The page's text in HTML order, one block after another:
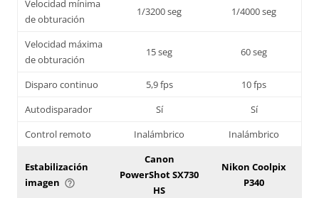
Velocidad mínima
de obturación
1/3200 seg 1/4000 seg
Velocidad máxima
de obturación
15 seg 60 seg
Disparo continuo 5,9 fps
10 fps
Autodisparador
Sí
Sí
Control remoto
Inalámbrico Inalámbrico
Estabilización
imagen help_outline
Canon
PowerShot SX730
HS
Nikon Coolpix
P340